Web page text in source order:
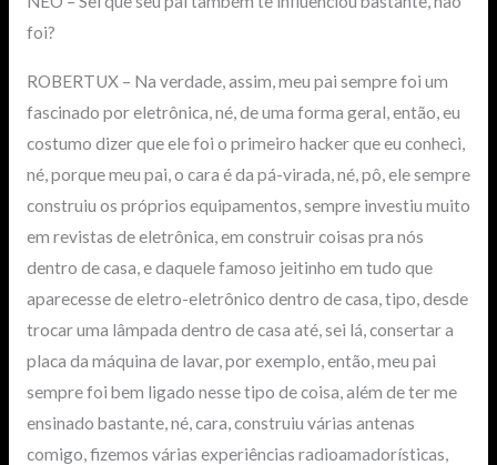
foi?
ROBERTUX – Na verdade, assim, meu pai sempre foi um
fascinado por eletrônica, né, de uma forma geral, então, eu
costumo dizer que ele foi o primeiro hacker que eu conheci,
né, porque meu pai, o cara é da pá-virada, né, pô, ele sempre
construiu os próprios equipamentos, sempre investiu muito
em revistas de eletrônica, em construir coisas pra nós
dentro de casa, e daquele famoso jeitinho em tudo que
aparecesse de eletro-eletrônico dentro de casa, tipo, desde
trocar uma lâmpada dentro de casa até, sei lá, consertar a
placa da máquina de lavar, por exemplo, então, meu pai
sempre foi bem ligado nesse tipo de coisa, além de ter me
ensinado bastante, né, cara, construiu várias antenas
comigo, fizemos várias experiências radioamadorísticas,